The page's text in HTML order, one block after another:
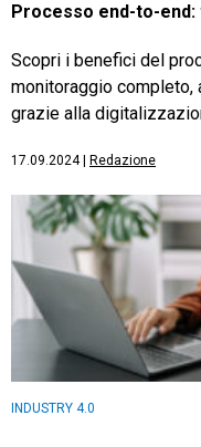
Processo end-to-end:
Scopri i benefici del
monitoraggio
grazie alla
17.09.2024| Redazione
INDUSTRY 4.0